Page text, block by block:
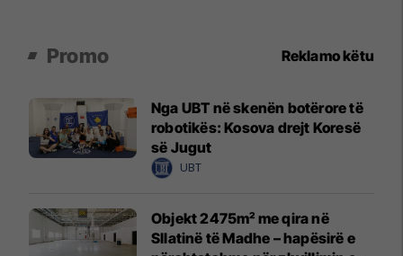
Promo Reklamo këtu
Nga UBT në skenën botërore të
robotikës: Kosova drejt Koresë
së Jugut
UBT
Objekt 2475m² me qira në
Sllatinë të Madhe – hapësirë e